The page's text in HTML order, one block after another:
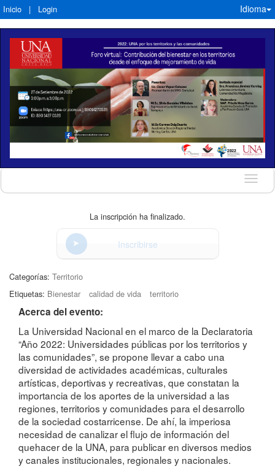
Inicio | Login Idioma
Idioma
La inscripción ha finalizado.
Inscribirse
Categorías: Territorio
Etiquetas: Bienestar calidad de vida territorio
Acerca del evento:
La Universidad Nacional en el marco de la Declaratoria
“Año 2022: Universidades públicas por los territorios y
las comunidades”, se propone llevar a cabo una
diversidad de actividades académicas, culturales
artísticas, deportivas y recreativas, que constatan la
importancia de los aportes de la universidad a las
regiones, territorios y comunidades para el desarrollo
de la sociedad costarricense. De ahí, la imperiosa
necesidad de canalizar el flujo de información del
quehacer de la UNA, para publicar en diversos medios
y canales institucionales, regionales y nacionales.